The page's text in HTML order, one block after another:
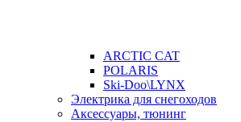
ARCTIC CAT
POLARIS
Ski-Doo\LYNX
Электрика для снегоходов
Аксессуары, тюнинг